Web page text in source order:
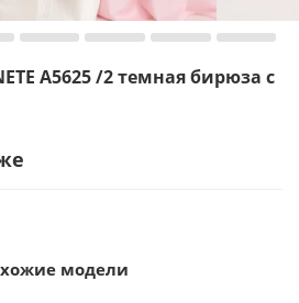
A5625 /2 темная бирюза с
модели